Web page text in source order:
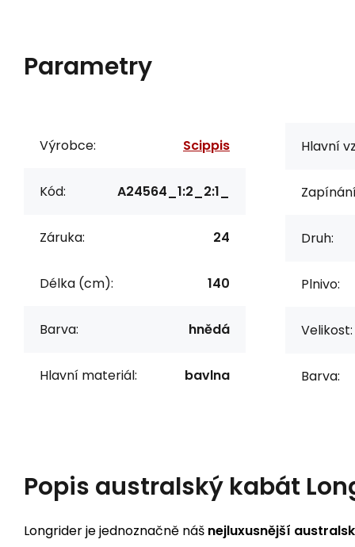
Parametry
Výrobce: Scippis
Kód: A24564_1:2_2:1_
Záruka: 24
Délka (cm): 140
Barva: hnědá
Hlavní materiál: bavlna
Hlavní
Druh:
Plnivo:
Velikost:
Barva:
Popis australský kabát
Longrider je jednoznačně náš nejluxusnější